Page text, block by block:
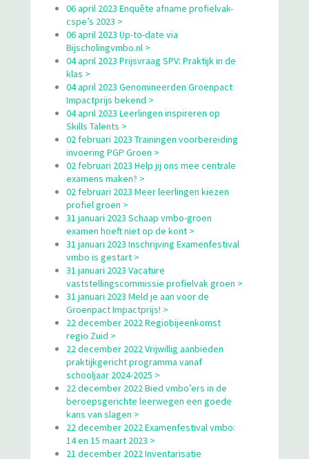
06 april 2023 Enquête afname profielvak-
cspe’s 2023 >
06 april 2023 Up-to-date via
Bijscholingvmbo.nl >
04 april 2023 Prijsvraag SPV: Praktijk in de
klas >
04 april 2023 Genomineerden Groenpact
Impactprijs bekend >
04 april 2023 Leerlingen inspireren op
Skills Talents >
02 februari 2023 Trainingen voorbereiding
invoering PGP Groen >
02 februari 2023 Help jij ons mee centrale
examens maken? >
02 februari 2023 Meer leerlingen kiezen
profiel groen >
31 januari 2023 Schaap vmbo-groen
examen hoeft niet op de kont >
31 januari 2023 Inschrijving Examenfestival
vmbo is gestart >
31 januari 2023 Vacature
vaststellingscommissie profielvak groen >
31 januari 2023 Meld je aan voor de
Groenpact Impactprijs! >
22 december 2022 Regiobijeenkomst
regio Zuid >
22 december 2022 Vrijwillig aanbieden
praktijkgericht programma vanaf
schooljaar 2024-2025 >
22 december 2022 Bied vmbo’ers in de
beroepsgerichte leerwegen een goede
kans van slagen >
22 december 2022 Examenfestival vmbo:
14 en 15 maart 2023 >
21 december 2022 Inventarisatie